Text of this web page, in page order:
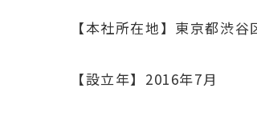
【本社所在地】東京都渋
【設立年】2016年7月